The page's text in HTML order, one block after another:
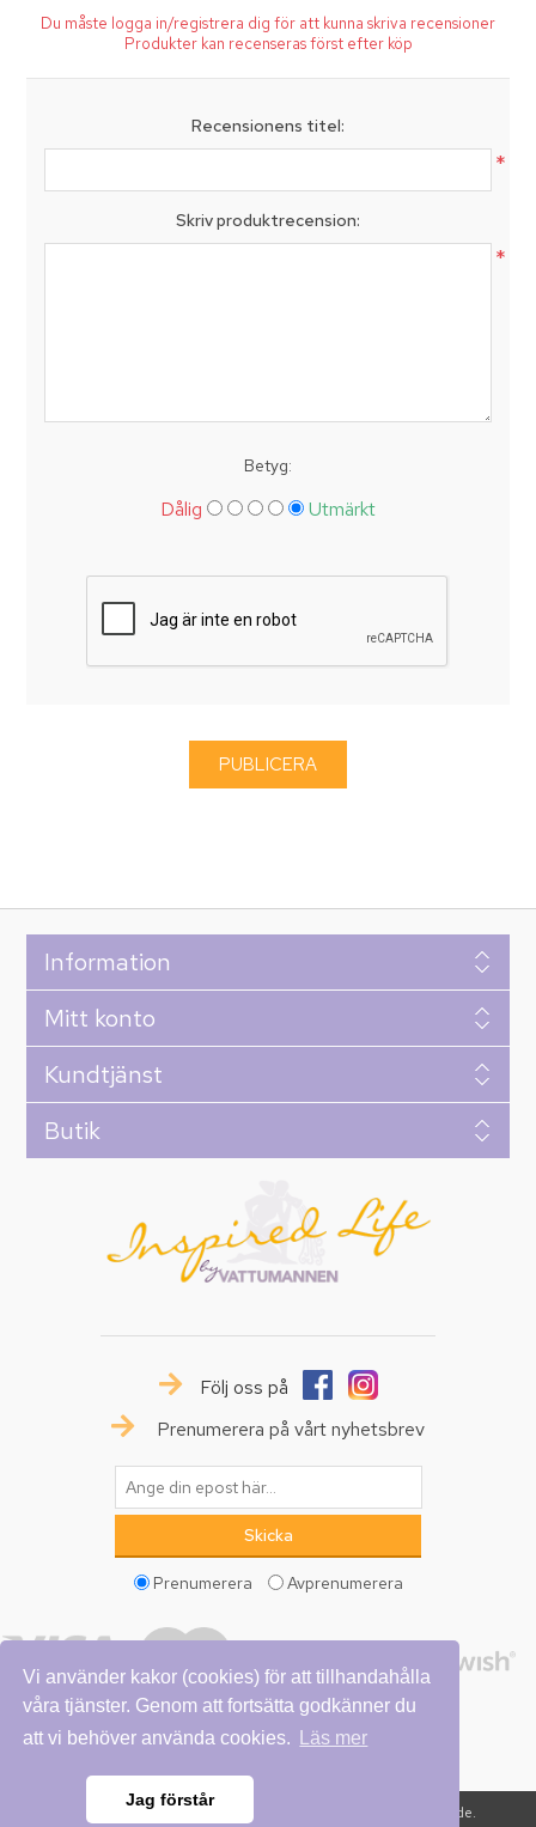
Vi använder kakor (cookies) för att tillhandahålla
våra tjänster. Genom att fortsätta godkänner du
att vi behöver använda cookies.
Läs mer
Jag förstår
Du måste logga in/registrera dig för att kunna skriva recensioner
Produkter kan recenseras först efter köp
Recensionens titel:
*
Skriv produktrecension:
*
Betyg:
Dålig Utmärkt
Information
Mitt konto
Kundtjänst
Butik
Följ oss på
Prenumerera på vårt nyhetsbrev
Prenumerera Avprenumerera
Copyright © 2026 Vattumannen. Alla rättigheter reserverade.